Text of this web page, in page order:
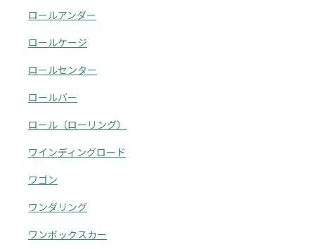
ロールアンダー
ロールケージ
ロールセンター
ロールバー
ロール（ローリング）
ワインディングロード
ワゴン
ワンダリング
ワンボックスカー